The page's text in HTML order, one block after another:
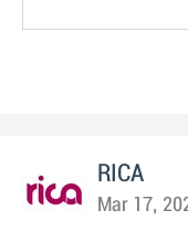
RICA
Mar 17,